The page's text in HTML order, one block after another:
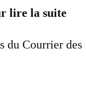
lire la suite
du Courrier des